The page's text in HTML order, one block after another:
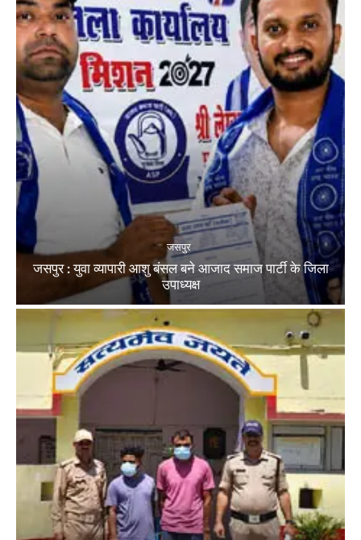
जसपुर
जसपुर : युवा व्यापारी आशु बंसल बने आजाद समाज पार्टी के जिला
उपाध्यक्ष